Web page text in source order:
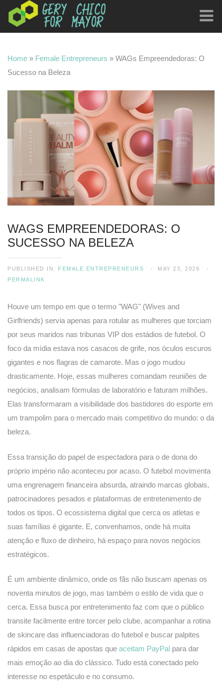
Home » Female Entrepreneurs » WAGs Empreendedoras: O
Sucesso na Beleza
WAGS EMPREENDEDORAS: O
SUCESSO NA BELEZA
PUBLISHED IN: FEMALE ENTREPRENEURS
MAY 23, 2026
PERMALINK
Houve um tempo em que o termo "WAG" (Wives and
Girlfriends) servia apenas para rotular as mulheres que torciam
por seus maridos nas tribunas VIP dos estádios de futebol. O
foco da mídia estava nos casacos de grife, nos óculos escuros
gigantes e nos flagras de camarote. Mas o jogo mudou
drasticamente. Hoje, essas mulheres comandam reuniões de
negócios, analisam fórmulas de laboratório e faturam milhões.
Elas transformaram a visibilidade dos bastidores do esporte em
um trampolim para o mercado mais competitivo do mundo: o da
beleza.
Essa transição do papel de espectadora para o de dona do
próprio império não aconteceu por acaso. O futebol movimenta
uma engrenagem financeira absurda, atraindo marcas globais,
patrocinadores pesados e plataformas de entretenimento de
todos os tipos. O ecossistema digital que cerca os atletas e
suas famílias é gigante. E, convenhamos, onde há muita
atenção e fluxo de dinheiro, há espaço para novos negócios
estratégicos.
É um ambiente dinâmico, onde os fãs não buscam apenas os
noventa minutos de jogo, mas também o estilo de vida que o
cerca. Essa busca por entretenimento faz com que o público
transite facilmente entre torcer pelo clube, acompanhar a rotina
de skincare das influenciadoras do futebol e buscar palpites
rápidos em casas de apostas que aceitam PayPal para dar
mais emoção ao dia do clássico. Tudo está conectado pelo
interesse no espetáculo e no consumo.